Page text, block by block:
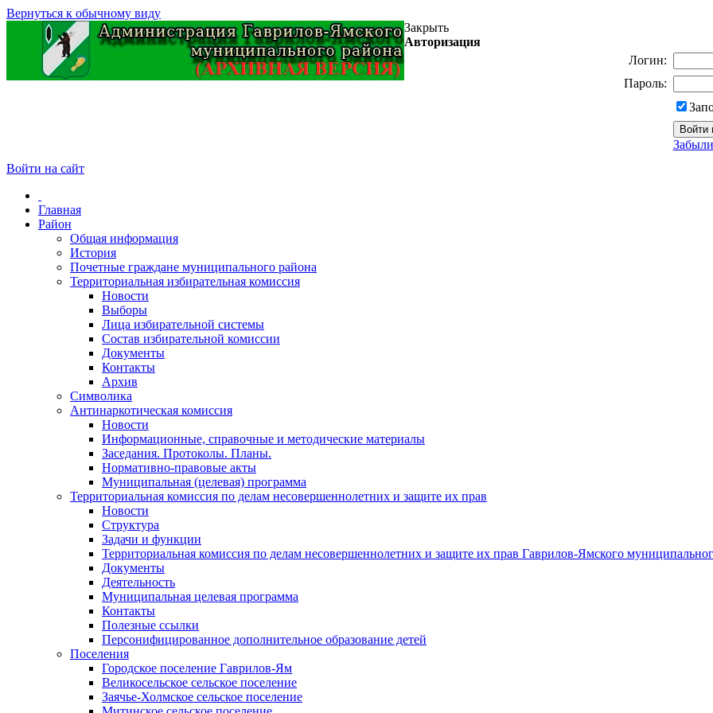
Вернуться к обычному виду
Закрыть
Авторизация
Логин:
Пароль:
Войти на сайт
Главная
Район
Общая информация
История
Почетные граждане муниципального района
Территориальная избирательная комиссия
Новости
Выборы
Лица избирательной системы
Состав избирательной комиссии
Документы
Контакты
Архив
Символика
Антинаркотическая комиссия
Новости
Информационные, справочные и методические материалы
Заседания. Протоколы. Планы.
Нормативно-правовые акты
Муниципальная (целевая) программа
Территориальная комиссия по делам несовершеннолетних и защите их прав
Новости
Структура
Задачи и функции
Территориальная комиссия по делам несовершеннолетних и защите их прав Гаврилов-Ямского
Документы
Деятельность
Муниципальная целевая программа
Контакты
Полезные ссылки
Персонифицированное дополнительное образование детей
Поселения
Городское поселение Гаврилов-Ям
Великосельское сельское поселение
Заячье-Холмское сельское поселение